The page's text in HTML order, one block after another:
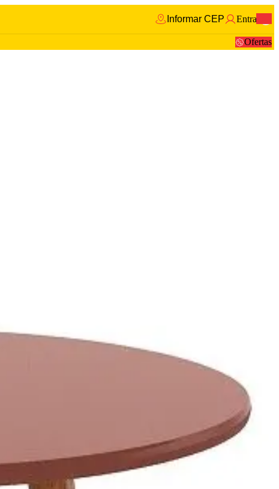
Informar CEP Entrar
Ofertas